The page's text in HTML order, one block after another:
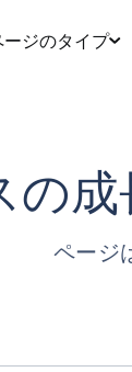
ージのタイプ
の
ページ